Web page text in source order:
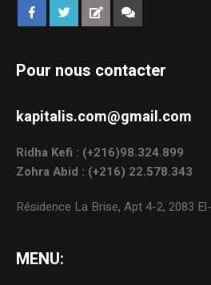
Pour nous contacter
kapitalis.com@gmail.com
Ridha Kefi : (+216)98.324.899
Zohra Abid : (+216) 22.578.343
Résidence La Brise, Apt 4-2, 2083
MENU: